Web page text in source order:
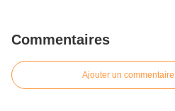
Commentaires
Ajouter un commentaire